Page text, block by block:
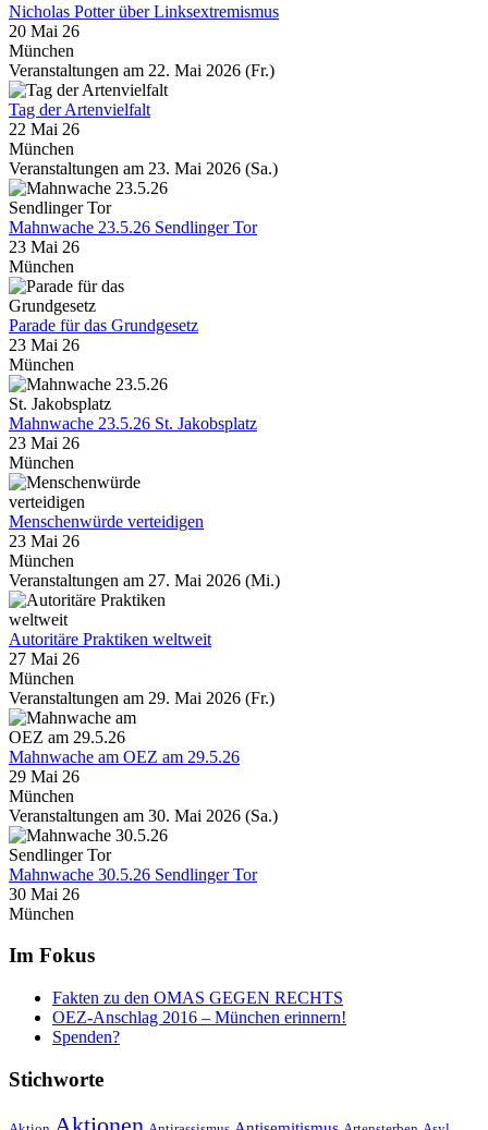
Nicholas Potter über Linksextremismus
20 Mai 26
München
Veranstaltungen am 22. Mai 2026 (Fr.)
Tag der Artenvielfalt
22 Mai 26
München
Veranstaltungen am 23. Mai 2026 (Sa.)
Mahnwache 23.5.26 Sendlinger Tor
23 Mai 26
München
Parade für das Grundgesetz
23 Mai 26
München
Mahnwache 23.5.26 St. Jakobsplatz
23 Mai 26
München
Menschenwürde verteidigen
23 Mai 26
München
Veranstaltungen am 27. Mai 2026 (Mi.)
Autoritäre Praktiken weltweit
27 Mai 26
München
Veranstaltungen am 29. Mai 2026 (Fr.)
Mahnwache am OEZ am 29.5.26
29 Mai 26
München
Veranstaltungen am 30. Mai 2026 (Sa.)
Mahnwache 30.5.26 Sendlinger Tor
30 Mai 26
München
Im Fokus
Fakten zu den OMAS GEGEN RECHTS
OEZ-Anschlag 2016 – München erinnern!
Spenden?
Stichworte